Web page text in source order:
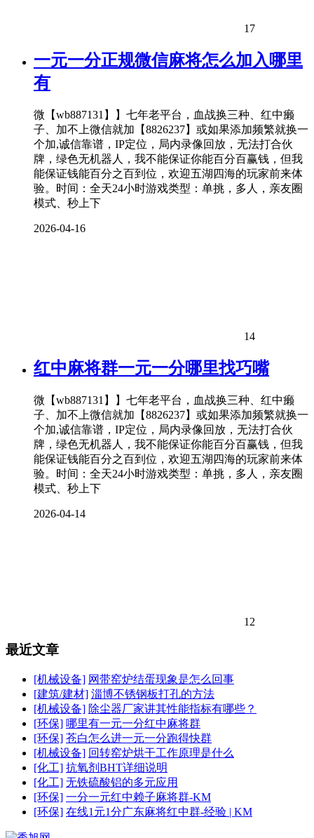
17
一元一分正规微信麻将怎么加入哪里
有
微【wb887131】】七年老平台，血战换三种、红中癞
子、加不上微信就加【8826237】或如果添加频繁就换一
个加,诚信靠谱，IP定位，局内录像回放，无法打合伙
牌，绿色无机器人，我不能保证你能百分百赢钱，但我
能保证钱能百分之百到位，欢迎五湖四海的玩家前来体
验。时间：全天24小时游戏类型：单挑，多人，亲友圈
模式、秒上下
2026-04-16
14
红中麻将群一元一分哪里找巧嘴
微【wb887131】】七年老平台，血战换三种、红中癞
子、加不上微信就加【8826237】或如果添加频繁就换一
个加,诚信靠谱，IP定位，局内录像回放，无法打合伙
牌，绿色无机器人，我不能保证你能百分百赢钱，但我
能保证钱能百分之百到位，欢迎五湖四海的玩家前来体
验。时间：全天24小时游戏类型：单挑，多人，亲友圈
模式、秒上下
2026-04-14
12
最近文章
[机械设备] 网带窑炉结蛋现象是怎么回事
[建筑/建材] 淄博不锈钢板打孔的方法
[机械设备] 除尘器厂家讲其性能指标有哪些？
[环保] 哪里有一元一分红中麻将群
[环保] 苍白怎么进一元一分跑得快群
[机械设备] 回转窑炉烘干工作原理是什么
[化工] 抗氧剂BHT详细说明
[化工] 无铁硫酸铝的多元应用
[环保] 一分一元红中赖子麻将群-KM
[环保] 在线1元1分广东麻将红中群-经验 | KM